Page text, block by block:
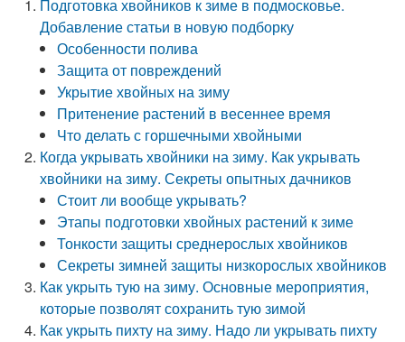
Подготовка хвойников к зиме в подмосковье.
Добавление статьи в новую подборку
Особенности полива
Защита от повреждений
Укрытие хвойных на зиму
Притенение растений в весеннее время
Что делать с горшечными хвойными
Когда укрывать хвойники на зиму. Как укрывать
хвойники на зиму. Секреты опытных дачников
Стоит ли вообще укрывать?
Этапы подготовки хвойных растений к зиме
Тонкости защиты среднерослых хвойников
Секреты зимней защиты низкорослых хвойников
Как укрыть тую на зиму. Основные мероприятия,
которые позволят сохранить тую зимой
Как укрыть пихту на зиму. Надо ли укрывать пихту